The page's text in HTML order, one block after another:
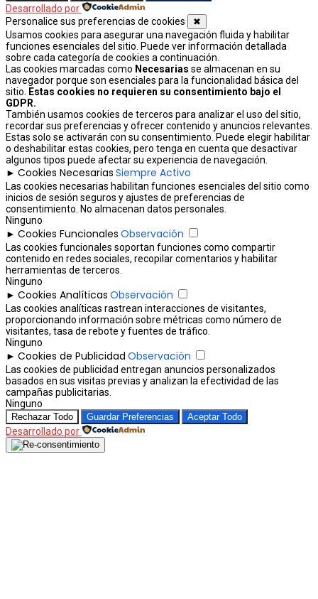
Desarrollado por
Personalice sus preferencias de cookies
✖
Usamos cookies para asegurar una navegación fluida y habilitar
funciones esenciales del sitio. Puede ver información detallada
sobre cada categoría de cookies a continuación.
Las cookies marcadas como Necesarias se almacenan en su
navegador porque son esenciales para la funcionalidad básica del
sitio. Estas cookies no requieren su consentimiento bajo el
GDPR.
También usamos cookies de terceros para analizar el uso del sitio,
recordar sus preferencias y ofrecer contenido y anuncios relevantes.
Estas solo se activarán con su consentimiento. Puede elegir habilitar
o deshabilitar estas cookies, pero tenga en cuenta que desactivar
algunos tipos puede afectar su experiencia de navegación.
► Cookies Necesarias Siempre Activo
Las cookies necesarias habilitan funciones esenciales del sitio como
inicios de sesión seguros y ajustes de preferencias de
consentimiento. No almacenan datos personales.
Ninguno
► Cookies Funcionales Observación
Las cookies funcionales soportan funciones como compartir
contenido en redes sociales, recopilar comentarios y habilitar
herramientas de terceros.
Ninguno
► Cookies Analíticas Observación
Las cookies analíticas rastrean interacciones de visitantes,
proporcionando información sobre métricas como número de
visitantes, tasa de rebote y fuentes de tráfico.
Ninguno
► Cookies de Publicidad Observación
Las cookies de publicidad entregan anuncios personalizados
basados en sus visitas previas y analizan la efectividad de las
campañas publicitarias.
Ninguno
Rechazar Todo Guardar Preferencias Aceptar Todo
Desarrollado por